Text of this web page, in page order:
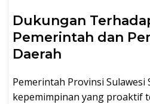
Dukungan
Pemerintah dan
Daerah
Pemerintah Provinsi Sulawesi
kepemimpinan yang proaktif